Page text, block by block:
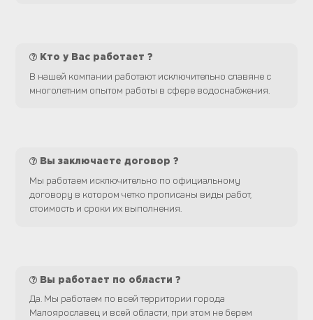
Кто у Вас работает ?
В нашей компании работают исключительно славяне с
многолетним опытом работы в сфере водоснабжения.
Вы заключаете договор ?
Мы работаем исключительно по официальному
договору в котором четко прописаны виды работ,
стоимость и сроки их выполнения.
Вы работает по области ?
Да. Мы работаем по всей территории города
Малоярославец и всей области, при этом не берем